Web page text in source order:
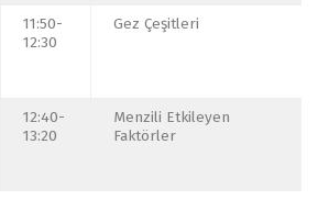
11:50-
12:30
Gez Çeşitleri
12:40-
13:20
Menzili Etkileyen
Faktörler